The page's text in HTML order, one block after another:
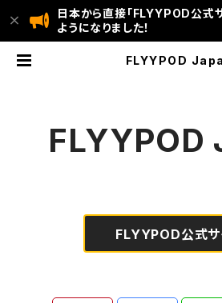
日本から直接「FLYYPOD公式
ようになりました！
FLYYPOD
FLYYPOD
FLYYPOD公式サ